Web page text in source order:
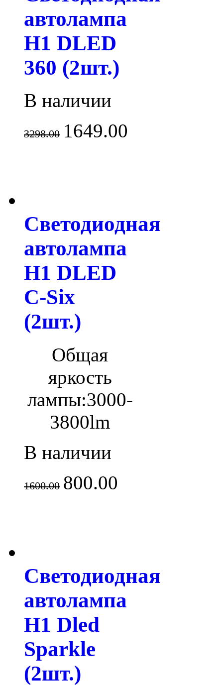
автолампа
H1 DLED
360 (2шт.)
В наличии
3298.00 1649.00
Светодиодная
автолампа
H1 DLED
C-Six
(2шт.)
Общая
яркость
лампы:3000-
3800lm
В наличии
1600.00 800.00
Светодиодная
автолампа
H1 Dled
Sparkle
(2шт.)